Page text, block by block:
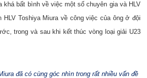
khá bất bình về việc một số chuyên gia và HLV
HLV Toshiya Miura về công việc của ông ở đội
trong và sau khi kết thúc vòng loại giải U23
đã có cùng góc nhìn trong rất nhiều vấn đề